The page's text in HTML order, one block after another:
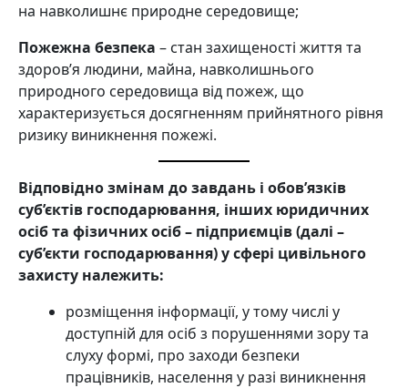
на навколишнє природне середовище;
Пожежна безпека – стан захищеності життя та
здоров’я людини, майна, навколишнього
природного середовища від пожеж, що
характеризується досягненням прийнятного рівня
ризику виникнення пожежі.
Відповідно змінам до завдань і обов’язків
суб’єктів господарювання, інших юридичних
осіб та фізичних осіб – підприємців (далі –
суб’єкти господарювання) у сфері цивільного
захисту належить:
розміщення інформації, у тому числі у
доступній для осіб з порушеннями зору та
слуху формі, про заходи безпеки
працівників, населення у разі виникнення